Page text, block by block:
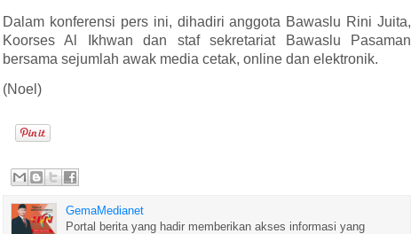
Dalam konferensi pers ini, dihadiri anggota Bawaslu Rini Juita,
Koorses Al Ikhwan dan staf sekretariat Bawaslu Pasaman
bersama sejumlah awak media cetak, online dan elektronik.
(Noel)
GemaMedianet
Portal berita yang hadir memberikan akses informasi yang